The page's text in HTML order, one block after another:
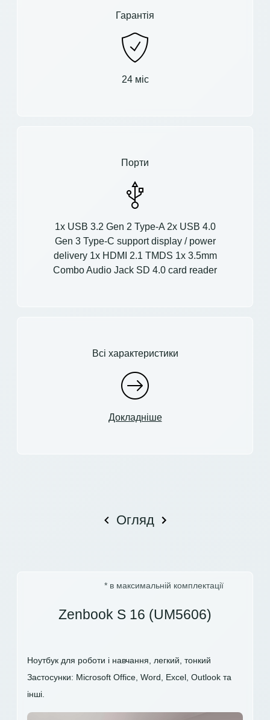
Гарантія
24 міс
Порти
1x USB 3.2 Gen 2 Type-A 2x USB 4.0
Gen 3 Type-C support display / power
delivery 1x HDMI 2.1 TMDS 1x 3.5mm
Combo Audio Jack SD 4.0 card reader
Всі характеристики
Докладніше
Огляд
* в максимальній комплектації
Zenbook S 16 (UM5606)
Ноутбук для роботи і навчання, легкий, тонкий
Застосунки: Microsoft Office, Word, Excel, Outlook та
інші.